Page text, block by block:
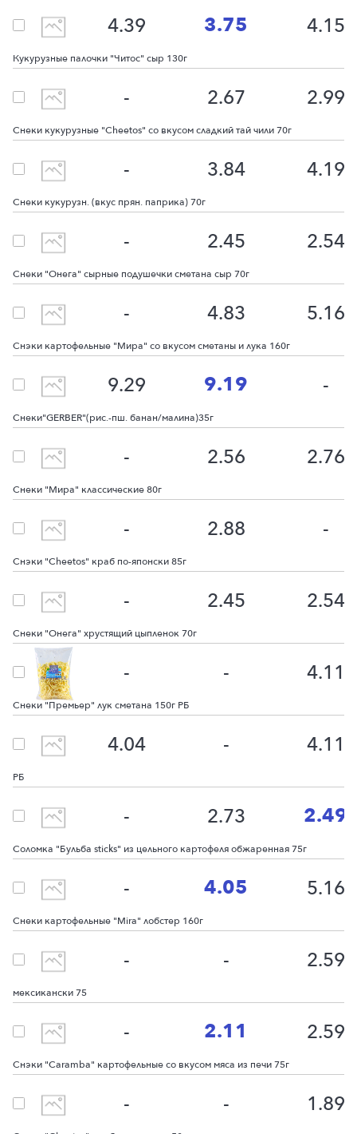
Кукурузные палочки "Читос" сыр 130г
Снеки кукурузные "Сheetos" со вкусом сладкий тай чили 70г
Снеки кукурузн. (вкус прян. паприка) 70г
Снеки "Онега" сырные подушечки сметана сыр 70г
Снэки картофельные "Мира" со вкусом сметаны и лука 160г
Снеки"GERBER"(рис.-пш. банан/малина)35г
Снеки "Мира" классические 80г
Снэки "Cheetos" краб по-японски 85г
Снеки "Онега" хрустящий цыпленок 70г
Снеки "Премьер" лук сметана 150г РБ
РБ
Соломка "Бульба sticks" из цельного картофеля обжаренная 75г
Снеки картофельные "Mira" лобстер 160г
мексикански 75
Снэки "Caramba" картофельные со вкусом мяса из печи 75г
4.39
-
-
-
-
9.29
-
-
-
-
4.04
-
-
-
-
-
3.75
2.67
3.84
2.45
4.83
9.19
2.56
2.88
2.45
-
-
2.73
4.05
-
2.11
-
4.15
2.99
4.19
2.54
5.16
-
2.76
-
2.54
4.11
4.11
2.49
5.16
2.59
2.59
1.89